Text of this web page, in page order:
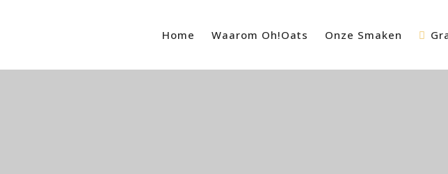
Home Waarom Oh!Oats Onze Smaken